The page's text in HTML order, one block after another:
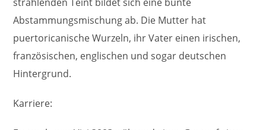
Abstammungsmischung ab. Die Mutter hat
puertoricanische Wurzeln, ihr Vater einen irischen,
französischen, englischen und sogar deutschen
Hintergrund.
Karriere: